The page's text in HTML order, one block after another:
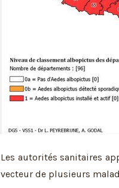
Les autorités sanitaires
vecteur de plusieurs